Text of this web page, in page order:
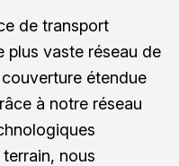
de transport
plus vaste réseau de
étendue
à notre réseau
nous